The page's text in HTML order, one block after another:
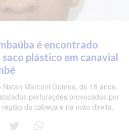
é encontrado
plástico em canavial
Marconi Gomes, de 18 anos.
perfurações provocadas por
da cabeça e na mão direita.